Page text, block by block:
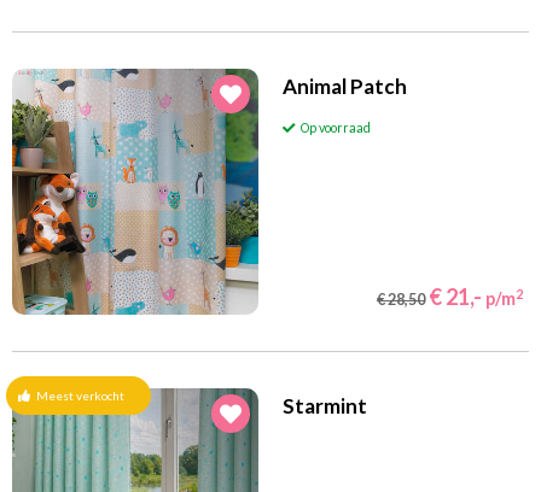
Animal Patch
Op voorraad
€ 28,50 € 21,- p/m2
Meest verkocht Starmint